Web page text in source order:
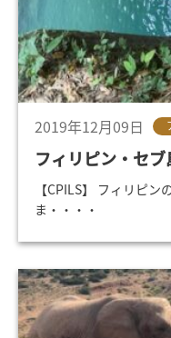
2019年12月09日
フィリピン・セ
【CPILS】 フィリピ
ま・・・・